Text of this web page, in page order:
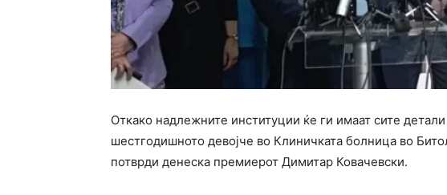
Откако надлежните институции ќе ги имаат сите
шестгодишното девојче во Клиничката болница во
потврди денеска премиерот Димитар Ковачевски.